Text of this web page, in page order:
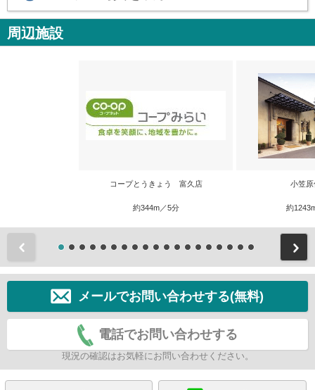
周辺施設
コープとうきょう 富久店
約344m／5分
小笠原
約
メールでお問い合わせする(無料)
電話でお問い合わせする
現況の確認はお気軽にお問い合わせください。